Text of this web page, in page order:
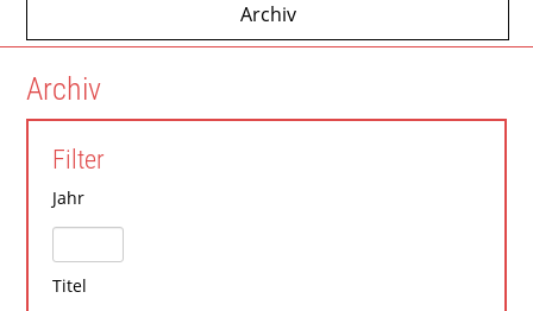
Archiv
Archiv
Filter
Jahr
Titel